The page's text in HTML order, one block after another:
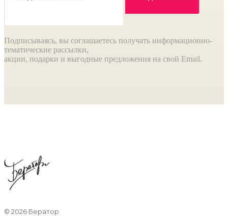
Подписываясь, вы соглашаетесь получать информационно-
тематические рассылки,
акции, подарки и выгодные предложения на свой Email.
© 2026 Бератор